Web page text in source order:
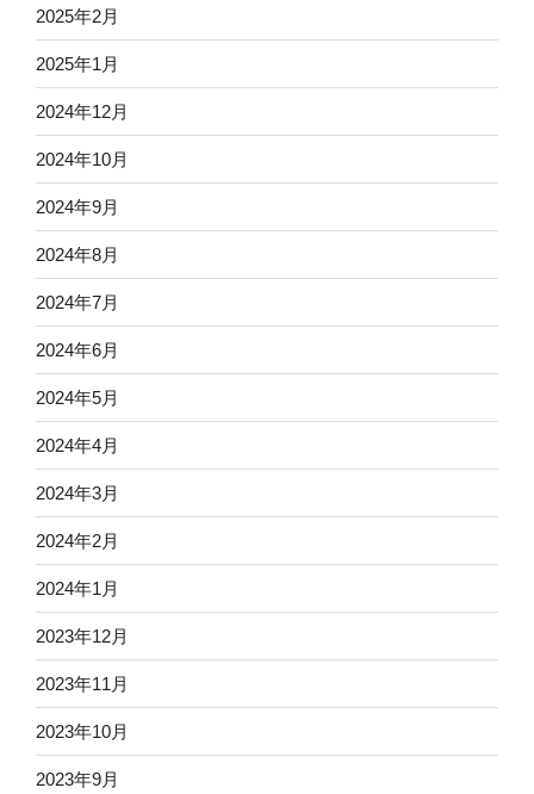
2025年2月
2025年1月
2024年12月
2024年10月
2024年9月
2024年8月
2024年7月
2024年6月
2024年5月
2024年4月
2024年3月
2024年2月
2024年1月
2023年12月
2023年11月
2023年10月
2023年9月